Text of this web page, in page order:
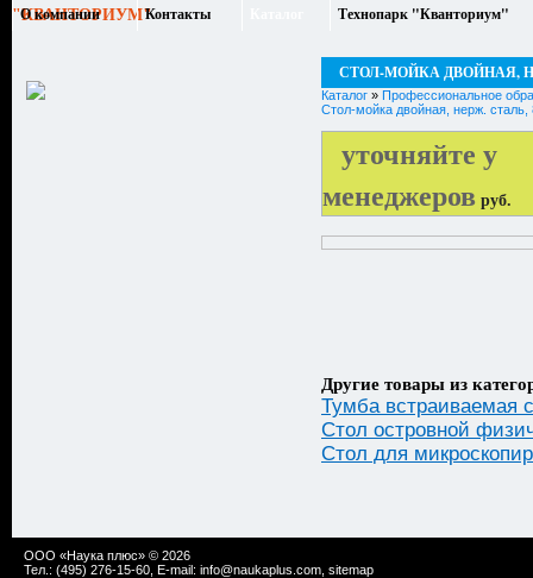
"КВАНТОРИУМ"
О компании Контакты Технопарк "Кванториум"
СТОЛ-МОЙКА ДВОЙНАЯ,
Каталог » Профессиональное
Стол-мойка двойная, нерж. сталь,
уточняйте у
менеджеров руб.
Другие товары из
Тумба встраиваемая
Стол островной
Стол для
ООО «Наука плюс» © 2026
Тел.: (495) 276-15-60, E-mail: info@naukaplus.com sitemap